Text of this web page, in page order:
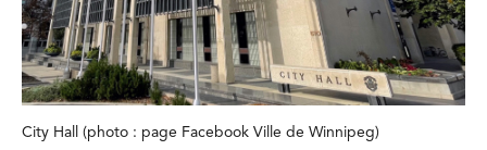
City Hall (photo : page Facebook Ville de Winnipeg)